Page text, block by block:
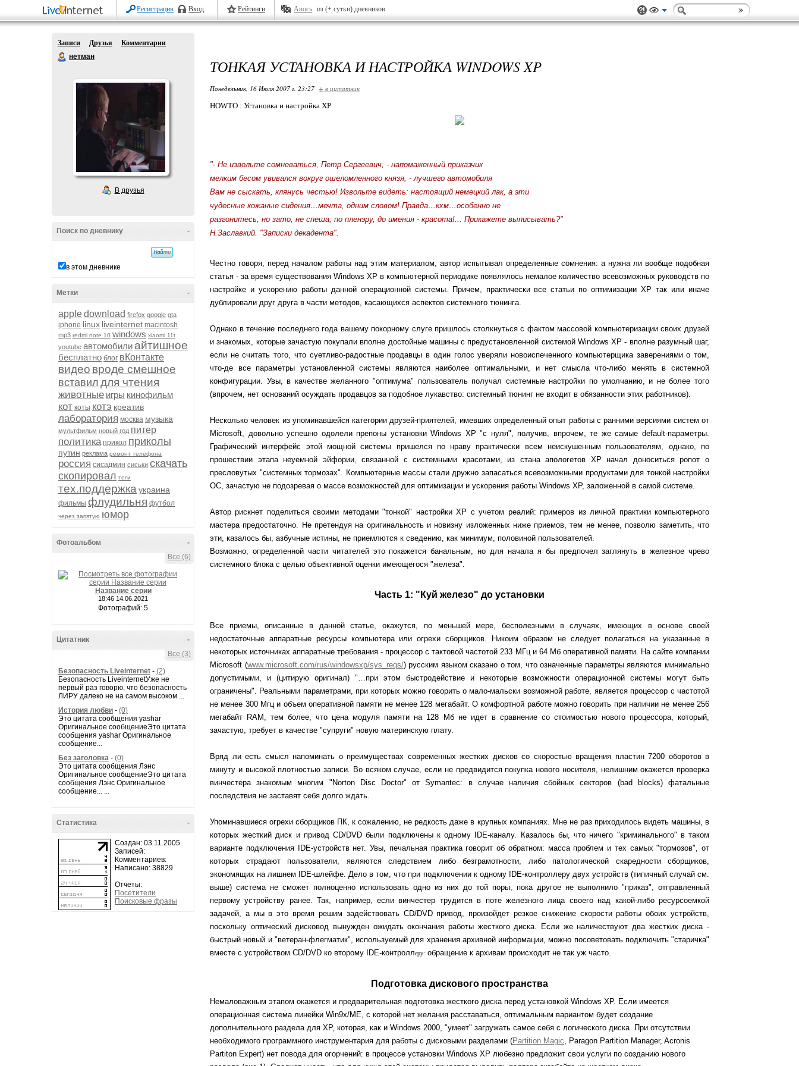
Регистрация Вход Рейтинги Авось из (+ сутки) дневников
Записи Друзья
Комментарии
нетман
В друзья
-
Поиск по дневнику
в этом дневнике
-
Метки
appledownload firefox google gta
iphone linux liveinternet macintosh
mp3 redmi note 10 windows xiaomi 11t
youtube автомобили айтишное
бесплатно блог вКонтакте
видео вроде смешное
вставил для чтения
животные игры кинофильм
кот коты котэ креатив
лаборатория москва музыка
мультфильм новый год питер
политика прикол приколы
путин реклама ремонт телефона
россия сисадмин сиськи скачать
скопировал теги
тех.поддержка украина
фильмы флудильня футбол
через запятую юмор
-
Фотоальбом
Все (6)
Название серии
18:46 14.06.2021
Фотографий: 5
-
Цитатник
Все (3)
Безопасность Liveinternet - (2)
Безопасность LiveinternetУже не
первый раз говорю, что безопасность
ЛИРУ далеко не на самом высоком ...
История любви - (0)
Это цитата сообщения yashar
Оригинальное сообщениеЭто цитата
сообщения yashar Оригинальное
сообщение...
Без заголовка - (0)
Это цитата сообщения Лэнс
Оригинальное сообщениеЭто цитата
сообщения Лэнс Оригинальное
сообщение... ...
-
Статистика
Создан: 03.11.2005
Записей:
Комментариев:
Написано: 38829
Отчеты:
Посетители
Поисковые фразы
ТОНКАЯ УСТАНОВКА И НАСТРОЙКА WINDOWS XP
Понедельник, 16 Июля 2007 г. 23:27 + в цитатник
HOWTO : Установка и настройка XP
"- Не извольте сомневаться, Петр Сергеевич, - напомаженный приказчик
мелким бесом увивался вокруг ошеломленного князя, - лучшего автомобиля
Вам не сыскать, клянусь честью! Извольте видеть: настоящий немецкий лак, а эти
чудесные кожаные сидения…мечта, одним словом! Правда…кхм…особенно не
разгонитесь, но зато, не спеша, по пленэру, до имения - красота!... Прикажете выписывать?"
Н.Заславкий. "Записки декадента".
Честно говоря, перед началом работы над этим материалом, автор испытывал определенные сомнения: а нужна ли вообще подобная
статья - за время существования Windows XP в компьютерной периодике появлялось немалое количество всевозможных руководств по
настройке и ускорению работы данной операционной системы. Причем, практически все статьи по оптимизации ХР так или иначе
дублировали друг друга в части методов, касающихся аспектов системного тюнинга.
Однако в течение последнего года вашему покорному слуге пришлось столкнуться с фактом массовой компьютеризации своих друзей
и знакомых, которые зачастую покупали вполне достойные машины с предустановленной системой Windows XP - вполне разумный шаг,
если не считать того, что суетливо-радостные продавцы в один голос уверяли новоиспеченного компьютерщика заверениями о том,
что-де все параметры установленной системы являются наиболее оптимальными, и нет смысла что-либо менять в системной
конфигурации. Увы, в качестве желанного "оптимума" пользователь получал системные настройки по умолчанию, и не более того
(впрочем, нет оснований осуждать продавцов за подобное лукавство: системный тюнинг не входит в обязанности этих работников).
Несколько человек из упоминавшейся категории друзей-приятелей, имевших определенный опыт работы с ранними версиями систем от
Microsoft, довольно успешно одолели препоны установки Windows XP "с нуля", получив, впрочем, те же самые default-параметры.
Графический интерфейс этой мощной системы пришелся по нраву практически всем неискушенным пользователям, однако, по
прошествии этапа неуемной эйфории, связанной с системными красотами, из стана апологетов ХР начал доноситься ропот о
пресловутых "системных тормозах". Компьютерные массы стали дружно запасаться всевозможными продуктами для тонкой настройки
ОС, зачастую не подозревая о массе возможностей для оптимизации и ускорения работы Windows XP, заложенной в самой системе.
Автор рискнет поделиться своими методами "тонкой" настройки XP с учетом реалий: примеров из личной практики компьютерного
мастера предостаточно. Не претендуя на оригинальность и новизну изложенных ниже приемов, тем не менее, позволю заметить, что
эти, казалось бы, азбучные истины, не приемлются к сведению, как минимум, половиной пользователей.
Возможно, определенной части читателей это покажется банальным, но для начала я бы предпочел заглянуть в железное чрево
системного блока с целью объективной оценки имеющегося "железа".
Часть 1: "Куй железо" до установки
Все приемы, описанные в данной статье, окажутся, по меньшей мере, бесполезными в случаях, имеющих в основе своей
недостаточные аппаратные ресурсы компьютера или огрехи сборщиков. Никоим образом не следует полагаться на указанные в
некоторых источниках аппаратные требования - процессор с тактовой частотой 233 МГц и 64 Мб оперативной памяти. На сайте компании
Microsoft (www.microsoft.com/rus/windowsxp/sys_reqs/) русским языком сказано о том, что означенные параметры являются минимально
допустимыми, и (цитирую оригинал) "…при этом быстродействие и некоторые возможности операционной системы могут быть
ограничены". Реальными параметрами, при которых можно говорить о мало-мальски возможной работе, является процессор с частотой
не менее 300 Мгц и объем оперативной памяти не менее 128 мегабайт. О комфортной работе можно говорить при наличии не менее 256
мегабайт RAM, тем более, что цена модуля памяти на 128 Мб не идет в сравнение со стоимостью нового процессора, который,
зачастую, требует в качестве "супруги" новую материнскую плату.
Вряд ли есть смысл напоминать о преимуществах современных жестких дисков со скоростью вращения пластин 7200 оборотов в
минуту и высокой плотностью записи. Во всяком случае, если не предвидится покупка нового носителя, нелишним окажется проверка
винчестера знакомым многим "Norton Disc Doctor" от Symantec: в случае наличия сбойных секторов (bad blocks) фатальные
последствия не заставят себя долго ждать.
Упоминавшиеся огрехи сборщиков ПК, к сожалению, не редкость даже в крупных компаниях. Мне не раз приходилось видеть машины, в
которых жесткий диск и привод CD/DVD были подключены к одному IDE-каналу. Казалось бы, что ничего "криминального" в таком
варианте подключения IDE-устройств нет. Увы, печальная практика говорит об обратном: масса проблем и тех самых "тормозов", от
которых страдают пользователи, являются следствием либо безграмотности, либо патологической скаредности сборщиков,
экономящих на лишнем IDE-шлейфе. Дело в том, что при подключении к одному IDE-контроллеру двух устройств (типичный случай см.
выше) система не сможет полноценно использовать одно из них до той поры, пока другое не выполнило "приказ", отправленный
первому устройству ранее. Так, например, если винчестер трудится в поте железного лица своего над какой-либо ресурсоемкой
задачей, а мы в это время решим задействовать CD/DVD привод, произойдет резкое снижение скорости работы обоих устройств,
поскольку оптический дисковод вынужден ожидать окончания работы жесткого диска. Если же наличествуют два жестких диска -
быстрый новый и "ветеран-флегматик", используемый для хранения архивной информации, можно посоветовать подключить "старичка"
вместе с устройством CD/DVD ко второму IDE-контроллеру: обращение к архивам происходит не так уж часто.
Подготовка дискового пространства
Немаловажным этапом окажется и предварительная подготовка жесткого диска перед установкой Windows XP. Если имеется
операционная система линейки Win9x/ME, с которой нет желания расставаться, оптимальным вариантом будет создание
дополнительного раздела для ХР, которая, как и Windows 2000, "умеет" загружать самое себя с логического диска. При отсутствии
необходимого программного инструментария для работы с дисковыми разделами (Partition Magic, Paragon Partition Manager, Acronis
Partiton Expert) нет повода для огорчений: в процессе установки Windows XP любезно предложит свои услуги по созданию нового